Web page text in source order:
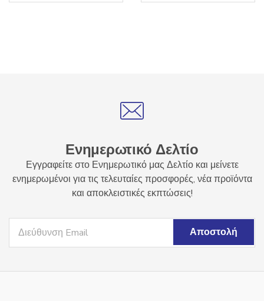
Ενημερωτικό Δελτίο
Εγγραφείτε στο Ενημερωτικό μας Δελτίο και μείνετε
ενημερωμένοι για τις τελευταίες προσφορές, νέα προϊόντα
και αποκλειστικές εκπτώσεις!